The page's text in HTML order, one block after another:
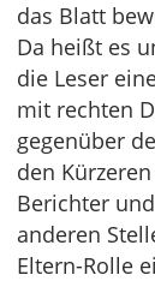
das Blatt
Da heißt es
die Leser
mit rechten
gegenüber
den
Berichter
anderen
Eltern-Rolle